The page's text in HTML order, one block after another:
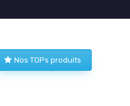
Nos TOPs produits